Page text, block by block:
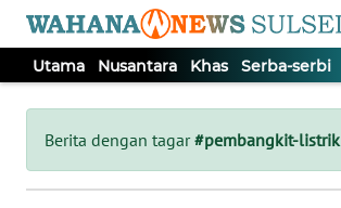
Utama Nusantara Khas Serba-serbi
Berita dengan tagar#pembangkit-listrik
Tutup
UTAMA